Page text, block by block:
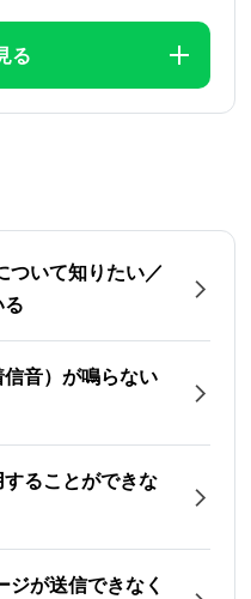
る
ついて知りたい／
音）が鳴らない
ることができな
が送信できなく